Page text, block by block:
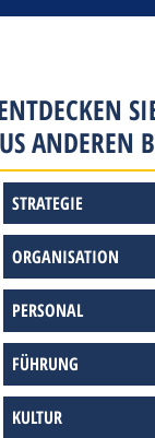
ANDEREN
STRATEGIE
ORGANISATION
PERSONAL
FÜHRUNG
KULTUR